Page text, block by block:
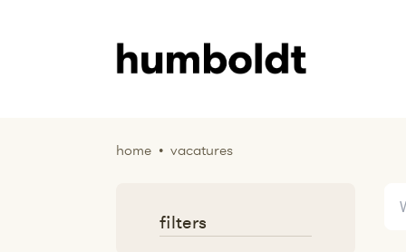
home • vacatures
filters